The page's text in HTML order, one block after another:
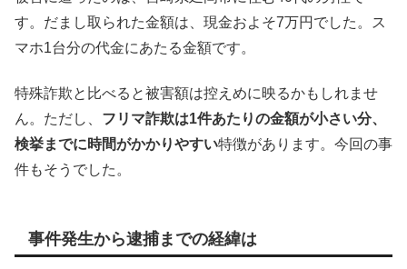
す。だまし取られた金額は、現金およそ7万円でした。ス
マホ1台分の代金にあたる金額です。
特殊詐欺と比べると被害額は控えめに映るかもしれませ
ん。ただし、 フリマ詐欺は1件あたりの金額が小さい分、
検挙までに時間がかかりやすい特徴があります。今回の事
件もそうでした。
事件発生から逮捕までの経緯は